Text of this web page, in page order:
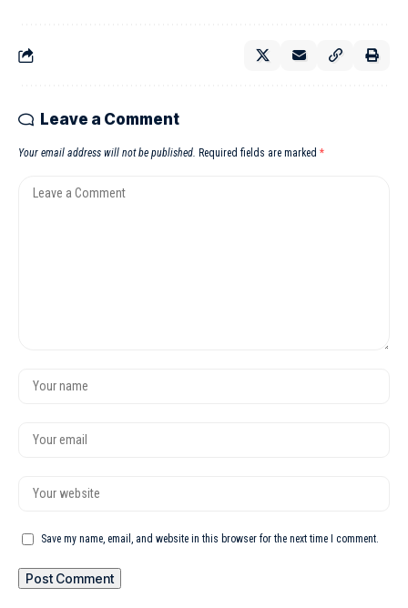
Leave a Comment
Your email address will not be published. Required fields are marked *
Save my name, email, and website in this browser for the next time I comment.